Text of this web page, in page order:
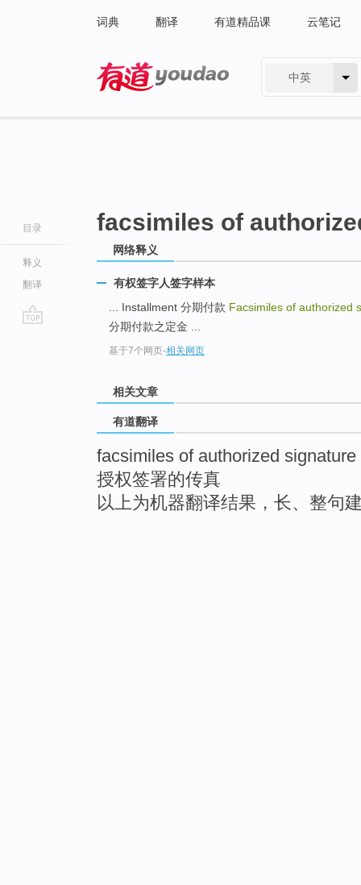
词典 翻译 有道精品课 云笔记
中英
目录
释义
翻译
facsimiles of
网络释义
有权签字人签字样本
... Installment 分期付款 Facsimiles of authorized
分期付款之定金 ...
基于7个网页-相关网页
相关文章
有道翻译
facsimiles of authorized signature
授权签署的传真
以上为机器翻译结果，长、整句